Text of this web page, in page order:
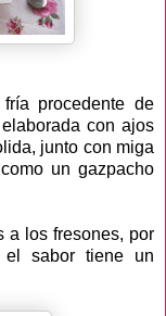
procedente de
con ajos
junto con miga
un gazpacho
a los fresones, por
sabor tiene un